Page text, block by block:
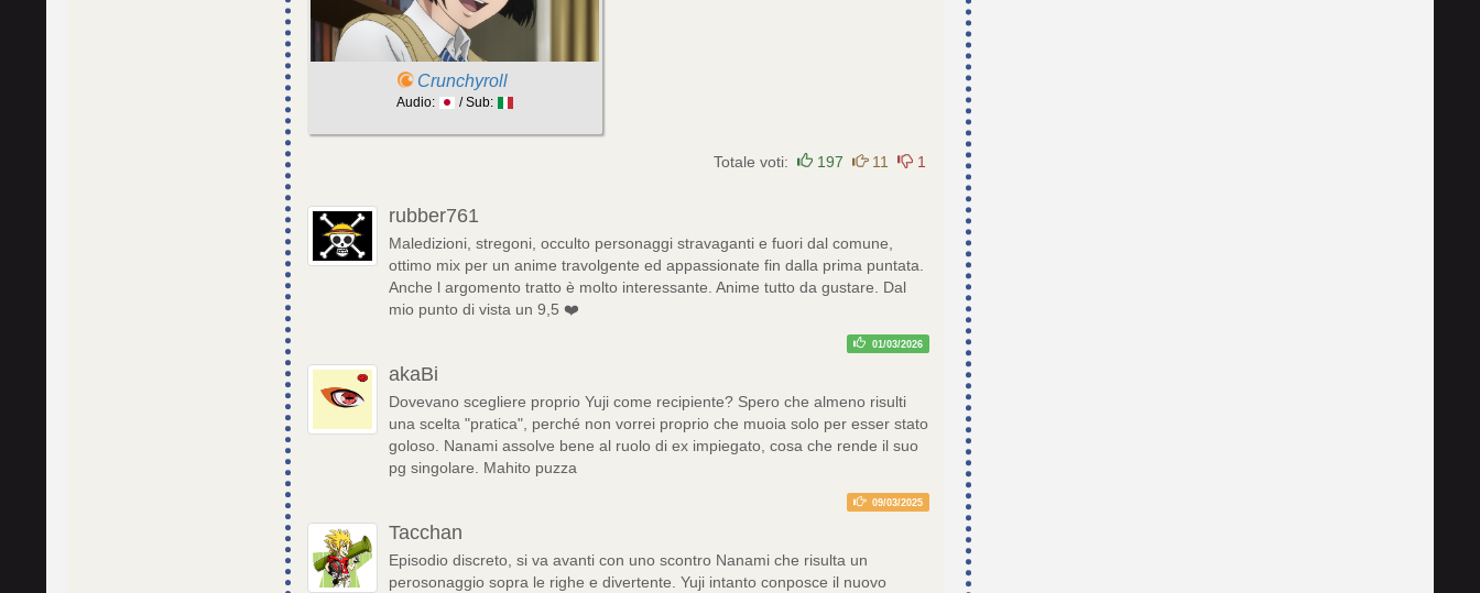
Crunchyroll
Audio: / Sub:
Totale voti: 197 11 1
rubber761
Maledizioni, stregoni, occulto personaggi stravaganti e fuori dal comune,
ottimo mix per un anime travolgente ed appassionate fin dalla prima puntata.
Anche l argomento tratto è molto interessante. Anime tutto da gustare. Dal
mio punto di vista un 9,5 ❤️
01/03/2026
akaBi
Dovevano scegliere proprio Yuji come recipiente? Spero che almeno risulti
una scelta "pratica", perché non vorrei proprio che muoia solo per esser stato
goloso. Nanami assolve bene al ruolo di ex impiegato, cosa che rende il suo
pg singolare. Mahito puzza
09/03/2025
Tacchan
Episodio discreto, si va avanti con uno scontro Nanami che risulta un
perosonaggio sopra le righe e divertente. Yuji intanto conposce il nuovo